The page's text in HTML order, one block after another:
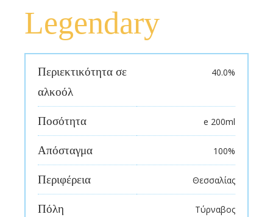
Legendary
Περιεκτικότητα σε
αλκοόλ
40.0%
Ποσότητα e 200ml
Απόσταγμα 100%
Περιφέρεια Θεσσαλίας
Πόλη Τύρναβος